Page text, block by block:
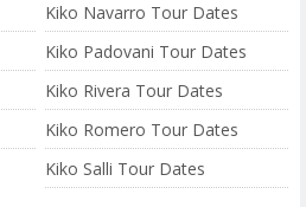
Kiko Navarro Tour Dates
Kiko Padovani Tour Dates
Kiko Rivera Tour Dates
Kiko Romero Tour Dates
Kiko Salli Tour Dates